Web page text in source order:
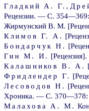
Гладкий A. Г. ,
Рецензии. — С. 354—369:
Жирмунский В. М.
Климов Г. А.
Бондарчук Н.
Гин М. И.
Калашников B. А.
Фридлендер Г.
Лесоводов Н.
Хроника. — С. 370—378:
Малахова А. М.